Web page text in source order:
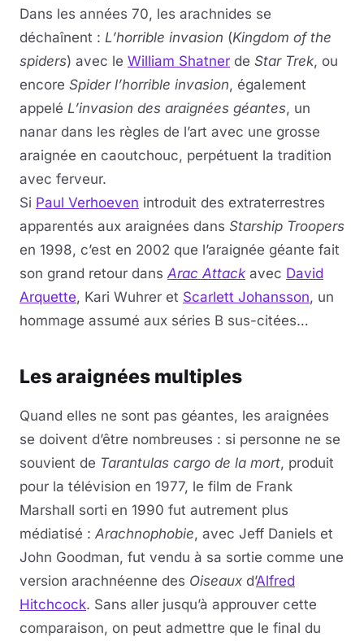
Dans les années 70, les arachnides se
déchaînent : L’horrible invasion (Kingdom of the
spiders) avec le William Shatner de Star Trek, ou
encore Spider l’horrible invasion, également
appelé L’invasion des araignées géantes, un
nanar dans les règles de l’art avec une grosse
araignée en caoutchouc, perpétuent la tradition
avec ferveur.
Si Paul Verhoeven introduit des extraterrestres
apparentés aux araignées dans Starship Troopers
en 1998, c’est en 2002 que l’araignée géante fait
son grand retour dansArac Attackavec David
Arquette, Kari Wuhrer et Scarlett Johansson, un
hommage assumé aux séries B sus-citées…
Les araignées multiples
Quand elles ne sont pas géantes, les araignées
se doivent d’être nombreuses : si personne ne se
souvient de Tarantulas cargo de la mort, produit
pour la télévision en 1977, le film de Frank
Marshall sorti en 1990 fut autrement plus
médiatisé : Arachnophobie, avec Jeff Daniels et
John Goodman, fut vendu à sa sortie comme une
version arachnéenne des Oiseaux d’Alfred
Hitchcock. Sans aller jusqu’à approuver cette
comparaison, on peut admettre que le final du